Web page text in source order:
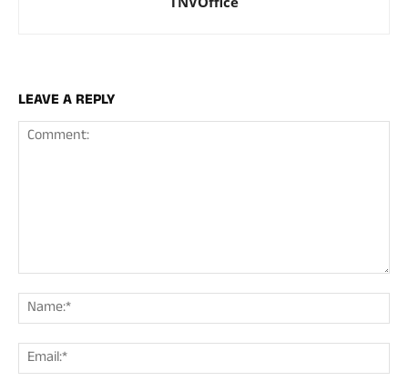
LEAVE A REPLY